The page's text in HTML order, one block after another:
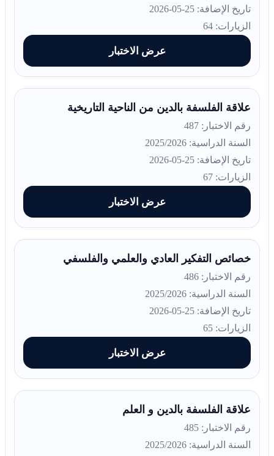
تاريخ الإضافة: 25-05-2026
الزيارات: 64
عرض الاختبار
علاقة الفلسفة بالدين من الناحية التاريخية
رقم الاختبار: 487
السنة الدراسية: 2025/2026
تاريخ الإضافة: 25-05-2026
الزيارات: 67
عرض الاختبار
خصائص التفكير العادي والعلمي والفلسفي
رقم الاختبار: 486
السنة الدراسية: 2025/2026
تاريخ الإضافة: 25-05-2026
الزيارات: 65
عرض الاختبار
علاقة الفلسفة بالدين و العلم
رقم الاختبار: 485
السنة الدراسية: 2025/2026